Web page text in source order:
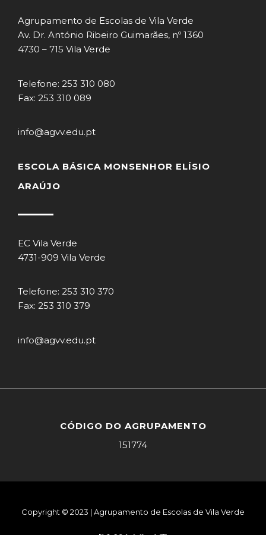
Agrupamento de Escolas de Vila Verde
Av. Dr. António Ribeiro Guimarães, nº 1360
4730 – 715 Vila Verde
Telefone: 253 310 080
Fax: 253 310 089
info@agvv.edu.pt
ESCOLA BÁSICA MONSENHOR ELÍSIO
ARAÚJO
EC Vila Verde
4731-909 Vila Verde
Telefone: 253 310 370
Fax: 253 310 379
info@agvv.edu.pt
CÓDIGO DO AGRUPAMENTO
151774
Copyright © 2023 | Agrupamento de Escolas de Vila Verde